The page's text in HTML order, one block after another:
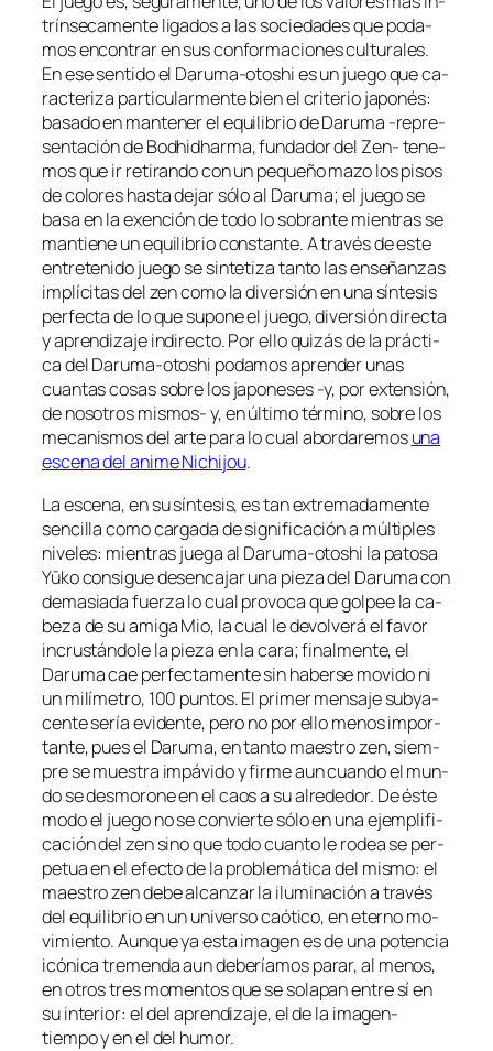
trín­se­ca­men­te li­ga­dos a las so­cie­da­des que po­da­
mos en­con­trar en sus con­for­ma­cio­nes cul­tu­ra­les.
En ese sen­ti­do el Daruma-otoshi es un jue­go que ca­
rac­te­ri­za par­ti­cu­lar­men­te bien el cri­te­rio ja­po­nés:
ba­sa­do en man­te­ner el equi­li­brio de Daruma ‑re­pre­
sen­ta­ción de Bodhidharma, fun­da­dor del Zen- te­ne­
mos que ir re­ti­ran­do con un pe­que­ño ma­zo los pi­sos
de co­lo­res has­ta de­jar só­lo al Daruma; el jue­go se
ba­sa en la exen­ción de to­do lo so­bran­te mien­tras se
man­tie­ne un equi­li­brio cons­tan­te. A tra­vés de es­te
en­tre­te­ni­do jue­go se sin­te­ti­za tan­to las en­se­ñan­zas
im­plí­ci­tas del zen co­mo la di­ver­sión en una sín­te­sis
per­fec­ta de lo que su­po­ne el jue­go, di­ver­sión di­rec­ta
y apren­di­za­je in­di­rec­to. Por ello qui­zás de la prác­ti­
ca del Daruma-otoshi po­da­mos apren­der unas
cuan­tas co­sas so­bre los ja­po­ne­ses ‑y, por ex­ten­sión,
de no­so­tros mismos- y, en úl­ti­mo tér­mino, so­bre los
me­ca­nis­mos del ar­te pa­ra lo cual abor­da­re­mosuna
es­ce­na del ani­me Nichijou.
La es­ce­na, en su sín­te­sis, es tan ex­tre­ma­da­men­te
sen­ci­lla co­mo car­ga­da de sig­ni­fi­ca­ción a múl­ti­ples
ni­ve­les: mien­tras jue­ga al Daruma-otoshi la pa­to­sa
Yūko con­si­gue des­en­ca­jar una pie­za del Daruma con
de­ma­sia­da fuer­za lo cual pro­vo­ca que gol­pee la ca­
be­za de su ami­ga Mio, la cual le de­vol­ve­rá el fa­vor
in­crus­tán­do­le la pie­za en la ca­ra; fi­nal­men­te, el
Daruma cae per­fec­ta­men­te sin ha­ber­se mo­vi­do ni
un mi­lí­me­tro, 100 pun­tos. El pri­mer men­sa­je sub­ya­
cen­te se­ría evi­den­te, pe­ro no por ello me­nos im­por­
tan­te, pues el Daruma, en tan­to maes­tro zen, siem­
pre se mues­tra im­pá­vi­do y fir­me aun cuan­do el mun­
do se des­mo­ro­ne en el caos a su al­re­de­dor. De és­te
mo­do el jue­go no se con­vier­te só­lo en una ejem­pli­fi­
ca­ción del zen sino que to­do cuan­to le ro­dea se per­
pe­tua en el efec­to de la pro­ble­má­ti­ca del mis­mo: el
maes­tro zen de­be al­can­zar la ilu­mi­na­ción a tra­vés
del equi­li­brio en un uni­ver­so caó­ti­co, en eterno mo­
vi­mien­to. Aunque ya es­ta ima­gen es de una po­ten­cia
icó­ni­ca tre­men­da aun de­be­ría­mos pa­rar, al me­nos,
en otros tres mo­men­tos que se so­la­pan en­tre sí en
su in­te­rior: el del apren­di­za­je, el de la imagen-
tiempo y en el del humor.